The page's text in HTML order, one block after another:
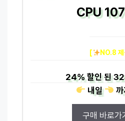
CPU
[ NO.8
24%할인 된
내일
구매 바로가